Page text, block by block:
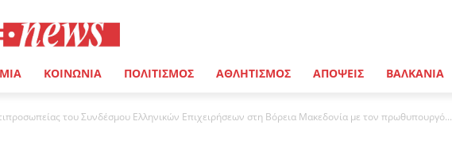
ΚΟΙΝΩΝΙΑ ΠΟΛΙΤΙΣΜΟΣ ΑΘΛΗΤΙΣΜΟΣ ΑΠΟΨΕΙΣ ΒΑΛΚΑΝΙΑ
του Συνδέσμου Ελληνικών Επιχειρήσεων στη Βόρεια Μακεδονία με τον πρωθυπουργό...